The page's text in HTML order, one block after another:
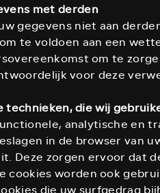
met derden
gegevens niet aan
te voldoen aan een
om te
voor deze
technieken, die wij
analytische en
in de browser van
Deze zorgen ervoor dat
cookies worden ook